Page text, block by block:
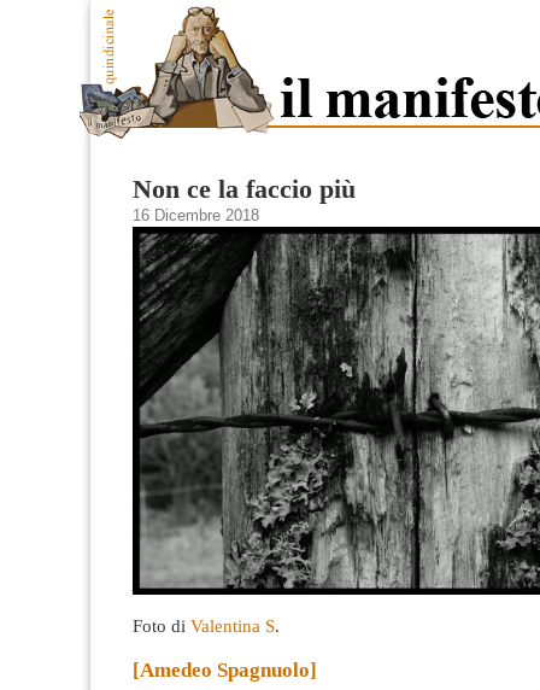
Non ce la faccio più
16 Dicembre 2018
Foto di Valentina S.
[Amedeo Spagnuolo]